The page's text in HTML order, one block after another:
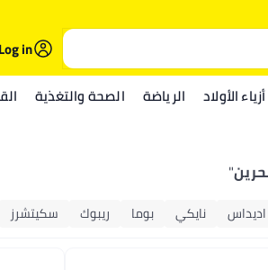
Log in
أزياء الأولاد الرياضة الصحة والتغذية
"
اديداس نايكي بوما ريبوك سكيتشرز